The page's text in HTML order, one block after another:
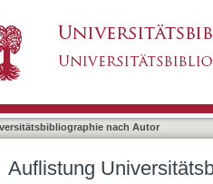
nach Autor
Auflistung